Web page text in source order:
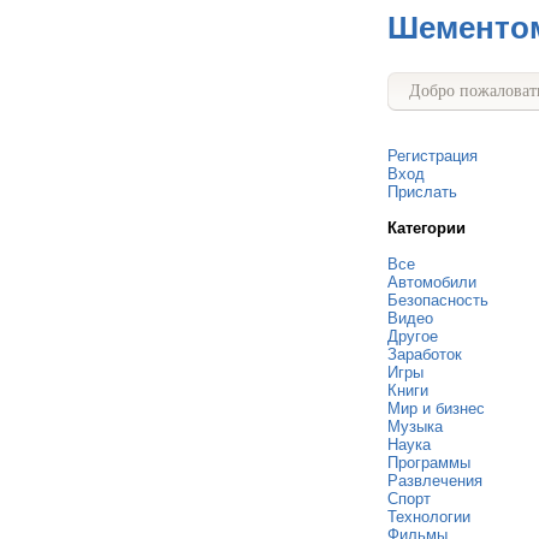
Добро
Регистрация
Вход
Прислать
Категории
Все
Автомобили
Безопасность
Видео
Другое
Заработок
Игры
Книги
Мир и бизнес
Музыка
Наука
Программы
Развлечения
Спорт
Технологии
Фильмы